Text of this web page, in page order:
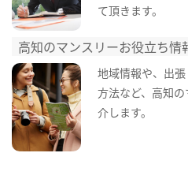
て頂きます。
高知のマンスリーお役立ち情
地域情報や、出
方法など、高知
介します。